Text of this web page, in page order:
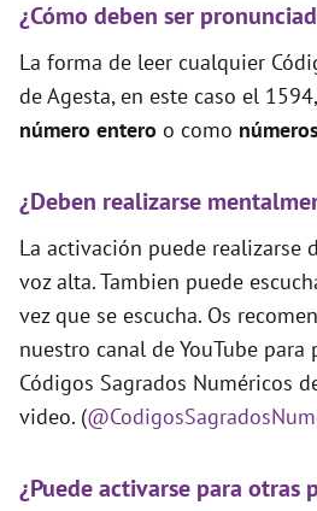
¿Cómo deben ser
La forma de leer cualquier
de Agesta, en este caso el
número entero o como
¿Deben realizarse
La activación puede realizarse
voz alta. Tambien puede
vez que se escucha. Os
nuestro canal de YouTube
Códigos Sagrados Numéricos
video. (
¿Puede activarse para otras